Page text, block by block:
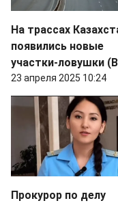
На трассах
появились новые
участки-ловушки
23 апреля 2025 10:24
Прокурор по делу